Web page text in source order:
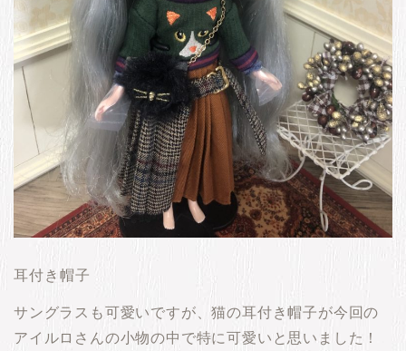
耳付き帽子
サングラスも可愛いですが、猫の耳付き帽子が今回の
アイルロさんの小物の中で特に可愛いと思いました！